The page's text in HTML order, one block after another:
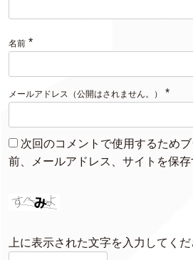
名前 *
メールアドレス（公開はされません。） *
次回のコメントで使用するため
前、メールアドレス、サイトを保存
上に表示された文字を入力してくだ